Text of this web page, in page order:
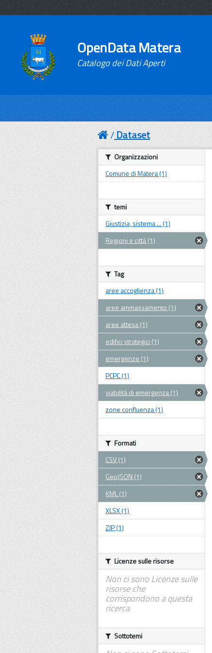
OpenData Matera
Catalogo dei Dati Aperti
Dataset
Organizzazioni
Comune di Matera (1)
temi
Giustizia, sistema ... (1)
Regioni e città (1)
Tag
aree accoglienza (1)
aree ammassamento (1)
aree attesa (1)
edifici strategici (1)
emergenze (1)
PCPC (1)
viabilità di emergenza (1)
zone confluenza (1)
Formati
CSV (1)
GeoJSON (1)
KML (1)
XLSX (1)
ZIP (1)
Licenze sulle risorse
Non ci sono Licenze sulle
risorse che
corrispondono a questa
ricerca
Sottotemi